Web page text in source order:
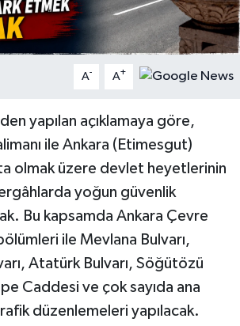
A- A+
yapılan açıklamaya göre,
ile Ankara (Etimesgut)
olmak üzere devlet heyetlerinin
yoğun güvenlik
Bu kapsamda Ankara Çevre
ile Mevlana Bulvarı,
Atatürk Bulvarı, Söğütözü
Caddesi ve çok sayıda ana
düzenlemeleri yapılacak.